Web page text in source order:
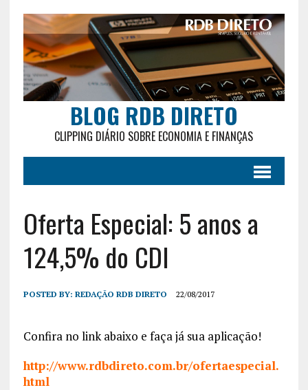
BLOG RDB DIRETO
CLIPPING DIÁRIO SOBRE ECONOMIA E FINANÇAS
Oferta Especial: 5 anos a
124,5% do CDI
POSTED BY: REDAÇÃO RDB DIRETO 22/08/2017
Confira no link abaixo e faça já sua aplicação!
http://www.rdbdireto.com.br/ofertaespecial.
html